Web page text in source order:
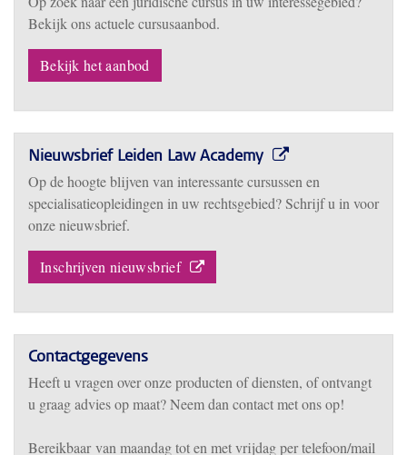
Bekijk ons actuele cursusaanbod.
Bekijk het aanbod
Nieuwsbrief Leiden Law Academy
Op de hoogte blijven van interessante cursussen en
specialisatieopleidingen in uw rechtsgebied? Schrijf u in voor
onze nieuwsbrief.
Inschrijven nieuwsbrief
Contactgegevens
Heeft u vragen over onze producten of diensten, of ontvangt
u graag advies op maat? Neem dan contact met ons op!
Bereikbaarvan maandag tot en met vrijdag per telefoon/mail